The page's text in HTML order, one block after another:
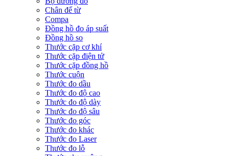
Chân đế từ
Compa
Đồng hồ đo áp suất
Đồng hồ so
Thước cặp cơ khí
Thước cặp điện tử
Thước cặp đồng hồ
Thước cuộn
Thước đo dầu
Thước đo độ cao
Thước đo độ dày
Thước đo độ sâu
Thước đo góc
Thước đo khác
Thước đo Laser
Thước đo lỗ